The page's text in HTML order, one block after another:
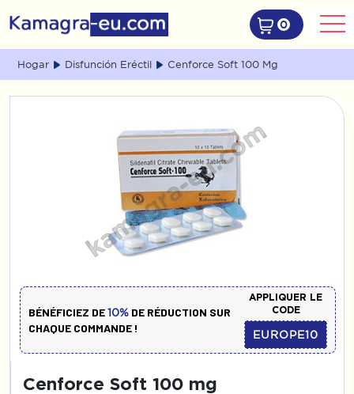
0
Hogar Disfunción Eréctil Cenforce Soft 100 Mg
BÉNÉFICIEZ DE10% DE RÉDUCTION SUR
CHAQUE COMMANDE !
APPLIQUER LE
CODE
EUROPE10
Cenforce Soft 100 mg